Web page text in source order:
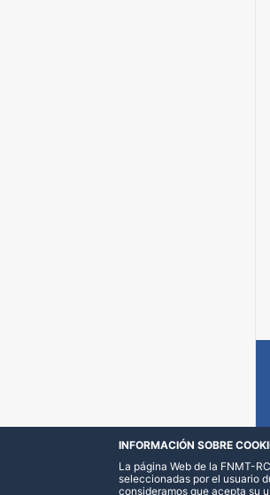
INFORMACIÓN SOBRE
La página Web de la FNMT-
seleccionadas por el usuario
consideramos que acepta su